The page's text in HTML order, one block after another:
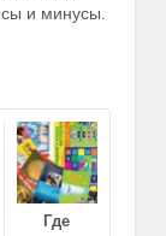
и минусы.
Где